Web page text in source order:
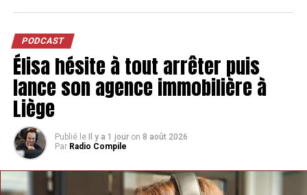
PODCAST
Élisa hésite à tout arrêter puis
lance son agence immobilière à
Liège
Publié le Il y a 1 jour on 8 août 2026
Par Radio Compile